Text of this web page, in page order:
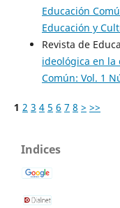
Educación
Educación y
Revista de
ideológica en la
Común: Vol. 1
1 2 3 4 5 6 7 8 > >>
Indices